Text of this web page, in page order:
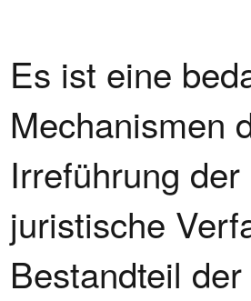
Es ist eine
Mechanismen
Irreführung
juristische
Bestandteil